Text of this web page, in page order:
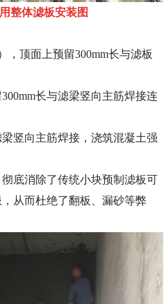
整体滤板安装图
，顶面上预留300mm长与滤板
长与滤梁竖向主筋焊接连
竖向主筋焊接，浇筑混凝土强
底消除了传统小块预制滤板可
从而杜绝了翻板、漏砂等弊